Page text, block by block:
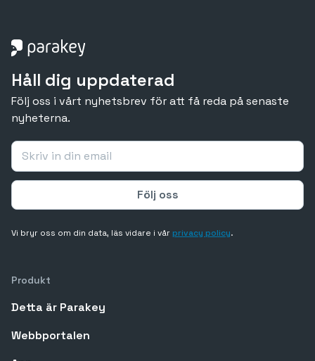
Håll dig uppdaterad
Följ oss i vårt nyhetsbrev för att få reda på senaste
nyheterna.
Vi bryr oss om din data, läs vidare i vårprivacy policy.
Produkt
Detta är Parakey
Webbportalen